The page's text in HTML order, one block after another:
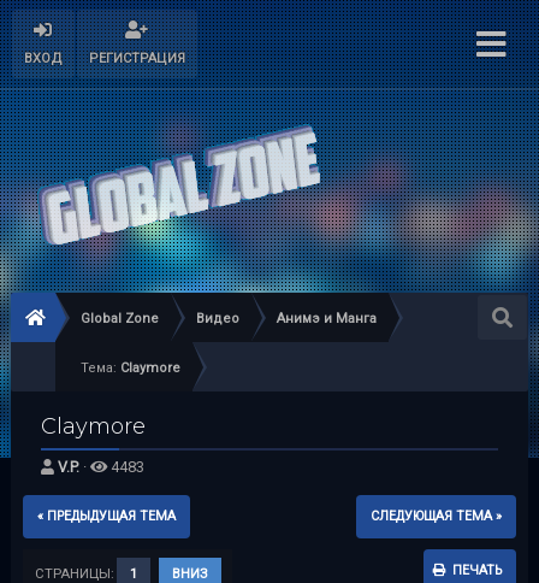
ВХОД РЕГИСТРАЦИЯ
Global Zone Видео Анимэ и Манга
Тема: Claymore
Claymore
V.P.· 4483
« ПРЕДЫДУЩАЯ ТЕМА СЛЕДУЮЩАЯ ТЕМА »
ПЕЧАТЬ
СТРАНИЦЫ: 1 ВНИЗ